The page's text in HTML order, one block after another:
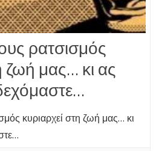
ρατσισμός
ζωή μας… κι ας
κυριαρχεί στη ζωή μας… κι